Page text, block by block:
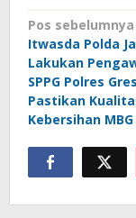
Navigasi
pos
Pos sebelumnya
Itwasda Polda
Lakukan
SPPG Polres
Pastikan
Kebersihan MBG